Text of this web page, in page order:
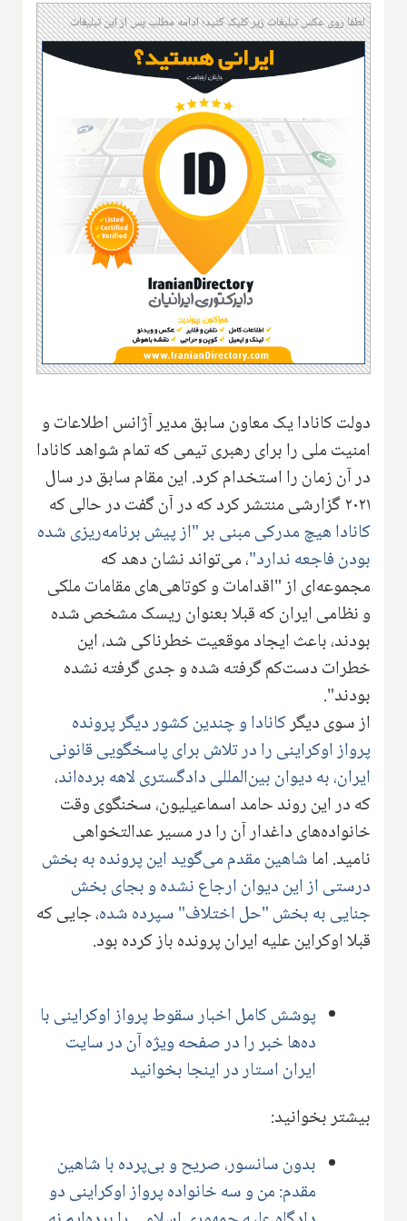
لطفا روی عکس تبلیغات زیر کلیک کنید؛ ادامه مطلب پس از این تبلیغات
دولت کانادا یک معاون سابق مدیر آژانس اطلاعات و
امنیت ملی را برای رهبری تیمی که تمام شواهد کانادا
در آن زمان را استخدام کرد. این مقام سابق در سال
۲۰۲۱ گزارشی منتشر کرد که در آن گفت در حالی که
کانادا هیچ مدرکی مبنی بر "از پیش برنامه‌ریزی شده
بودن فاجعه ندارد"، می‌تواند نشان دهد که
مجموعه‌ای از "اقدامات و کوتاهی‌های مقامات ملکی
و نظامی ایران که قبلا بعنوان ریسک مشخص شده
بودند، باعث ایجاد موقعیت خطرناکی شد، این
خطرات دست‌کم گرفته شده و جدی گرفته نشده
بودند".
از سوی دیگرکانادا و چندین کشور دیگر پرونده
پرواز اوکراینی را در تلاش برای پاسخگویی قانونی
ایران، به دیوان بین‌المللی دادگستری لاهه برده‌اند،
که در این روند حامد اسماعیلیون، سخنگوی وقت
خانواده‌های داغدار آن را در مسیر عدالتخواهی
نامید. اماشاهین مقدم می‌گوید این پرونده به بخش
درستی از این دیوان ارجاع نشده و بجای بخش
جنایی به بخش "حل اختلاف" سپرده شده، جایی که
قبلا اوکراین علیه ایران پرونده باز کرده بود.
پوشش کامل اخبار سقوط پرواز اوکراینی با
ده‌ها خبر را در صفحه ویژه آن در سایت
ایران استار در اینجا بخوانید
بیشتر بخوانید:
بدون سانسور، صریح و بی‌پرده با شاهین
مقدم: من و سه خانواده پرواز اوکراینی دو